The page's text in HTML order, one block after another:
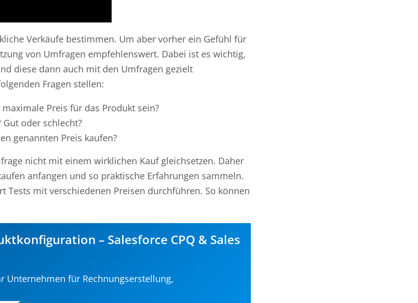
Verkäufe bestimmen. Um aber vorher ein Gefühl für
von Umfragen empfehlenswert. Dabei ist es wichtig,
diese dann auch mit den Umfragen gezielt
Fragen stellen:
Preis für das Produkt sein?
Gut oder schlecht?
genannten Preis kaufen?
nicht mit einem wirklichen Kauf gleichsetzen. Daher
anfangen und so praktische Erfahrungen sammeln.
Tests mit verschiedenen Preisen durchführen. So können
– Salesforce CPQ & Sales
Unternehmen für Rechnungserstellung,